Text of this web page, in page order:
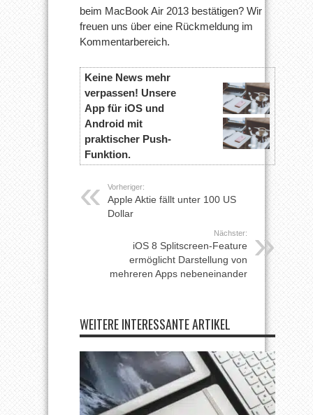
beim MacBook Air 2013 bestätigen? Wir
freuen uns über eine Rückmeldung im
Kommentarbereich.
Keine News mehr
verpassen! Unsere
App für iOS und
Android mit
praktischer Push-
Funktion.
Vorheriger:
Apple Aktie fällt unter 100 US
Dollar
Nächster:
iOS 8 Splitscreen-Feature
ermöglicht Darstellung von
mehreren Apps nebeneinander
WEITERE INTERESSANTE ARTIKEL